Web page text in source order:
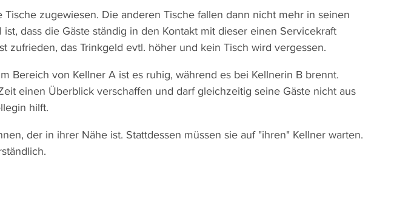
zugewiesen. Die anderen Tische fallen dann nicht mehr in seinen
dass die Gäste ständig in den Kontakt mit dieser einen Servicekraft
das Trinkgeld evtl. höher und kein Tisch wird vergessen.
Bereich von Kellner A ist es ruhig, während es bei Kellnerin B brennt.
einen Überblick verschaffen und darf gleichzeitig seine Gäste nicht aus
hilft.
der in ihrer Nähe ist. Stattdessen müssen sie auf "ihren" Kellner warten.